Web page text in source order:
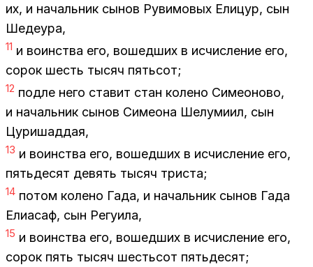
их, и на­чаль­ник сы­нов Ру­ви­мо­вых Ели­цур, сын
Ше­де­ура,
11 и во­ин­ства его, во­шед­ших в ис­чис­ле­ние его,
со­рок шесть ты­сяч пять­сот;
12 под­ле него ста­вит стан ко­ле­но Си­мео­но­во,
и на­чаль­ник сы­нов Си­мео­на Ше­лу­ми­ил, сын
Цу­ри­шад­дая,
13 и во­ин­ства его, во­шед­ших в ис­чис­ле­ние его,
пять­де­сят де­вять ты­сяч три­ста;
14 по­том ко­ле­но Гада, и на­чаль­ник сы­нов Гада
Ели­а­саф, сын Ре­гу­и­ла,
15 и во­ин­ства его, во­шед­ших в ис­чис­ле­ние его,
со­рок пять ты­сяч шесть­сот пять­де­сят;